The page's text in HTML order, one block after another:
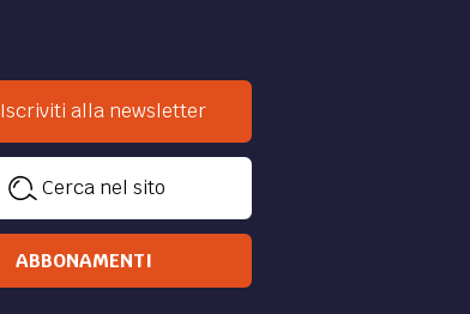
Iscriviti alla newsletter
Cerca nel sito
ABBONAMENTI